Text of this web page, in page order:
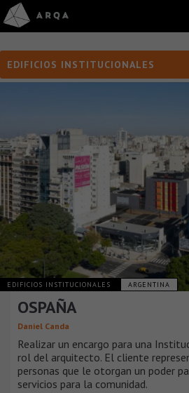
EDIFICIOS INSTITUCIONALES
EDIFICIOS INSTITUCIONALES ARGENTINA
OSPAÑA
Daniel Canda
Realizar un encargo para una
rol del arquitecto. El cliente
personas que le otorgan un poder
servicios para la comunidad.